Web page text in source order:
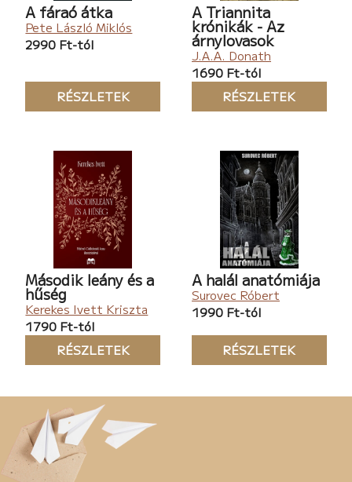
A fáraó átka
Pete László Miklós
2990 Ft-tól
RÉSZLETEK
A Triannita
krónikák - Az
árnylovasok
J.A.A. Donath
1690 Ft-tól
RÉSZLETEK
Második leány és a
hűség
Kerekes Ivett Kriszta
1790 Ft-tól
RÉSZLETEK
A halál anatómiája
Surovec Róbert
1990 Ft-tól
RÉSZLETEK